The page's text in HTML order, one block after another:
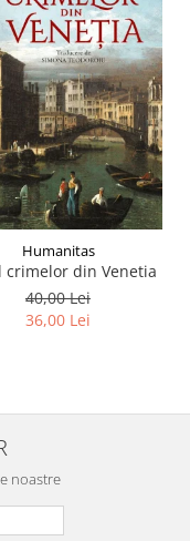
Humanitas
crimelor din Venetia
40,00 Lei
36,00 Lei
noastre